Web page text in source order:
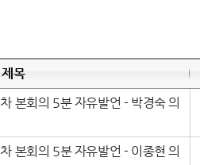
제목
본회의 5분 자유발언 - 박경숙 의
본회의 5분 자유발언 - 이종현 의